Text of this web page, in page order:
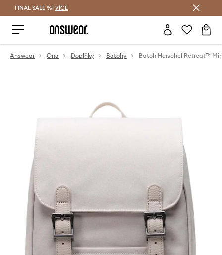
FINAL SALE %! VÍCE
Answear Ona Doplňky Batohy Batoh Herschel Retreat™